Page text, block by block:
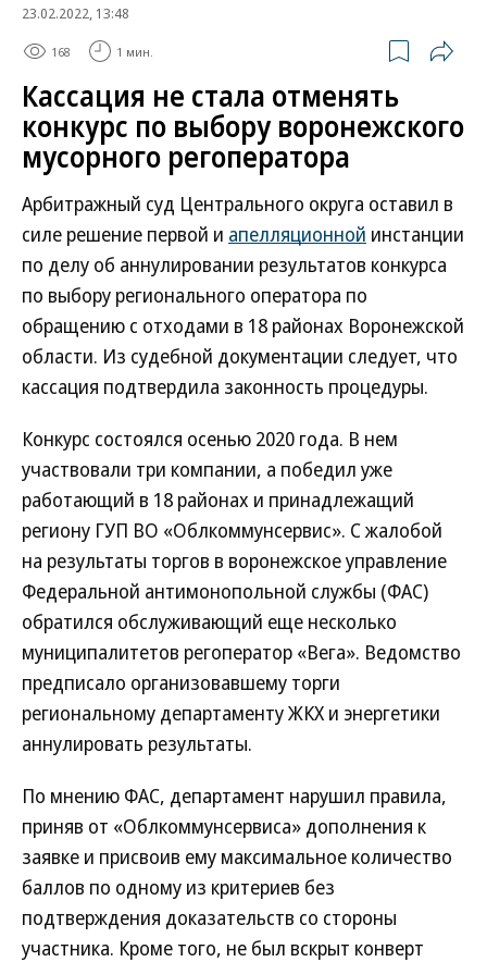
23.02.2022, 13:48
168 1 мин.
Кассация не стала отменять
конкурс по выбору воронежского
мусорного регоператора
Арбитражный суд Центрального округа оставил в
силе решение первой и апелляционной инстанции
по делу об аннулировании результатов конкурса
по выбору регионального оператора по
обращению с отходами в 18 районах Воронежской
области. Из судебной документации следует, что
кассация подтвердила законность процедуры.
Конкурс состоялся осенью 2020 года. В нем
участвовали три компании, а победил уже
работающий в 18 районах и принадлежащий
региону ГУП ВО «Облкоммунсервис». С жалобой
на результаты торгов в воронежское управление
Федеральной антимонопольной службы (ФАС)
обратился обслуживающий еще несколько
муниципалитетов регоператор «Вега». Ведомство
предписало организовавшему торги
региональному департаменту ЖКХ и энергетики
аннулировать результаты.
По мнению ФАС, департамент нарушил правила,
приняв от «Облкоммунсервиса» дополнения к
заявке и присвоив ему максимальное количество
баллов по одному из критериев без
подтверждения доказательств со стороны
участника. Кроме того, не был вскрыт конверт